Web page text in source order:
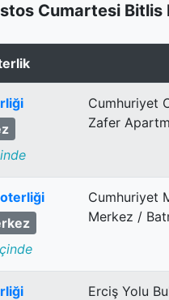
Cumartesi Bitlis
Cumhuriyet
Zafer
Cumhuriyet
Merkez /
Erciş Yolu